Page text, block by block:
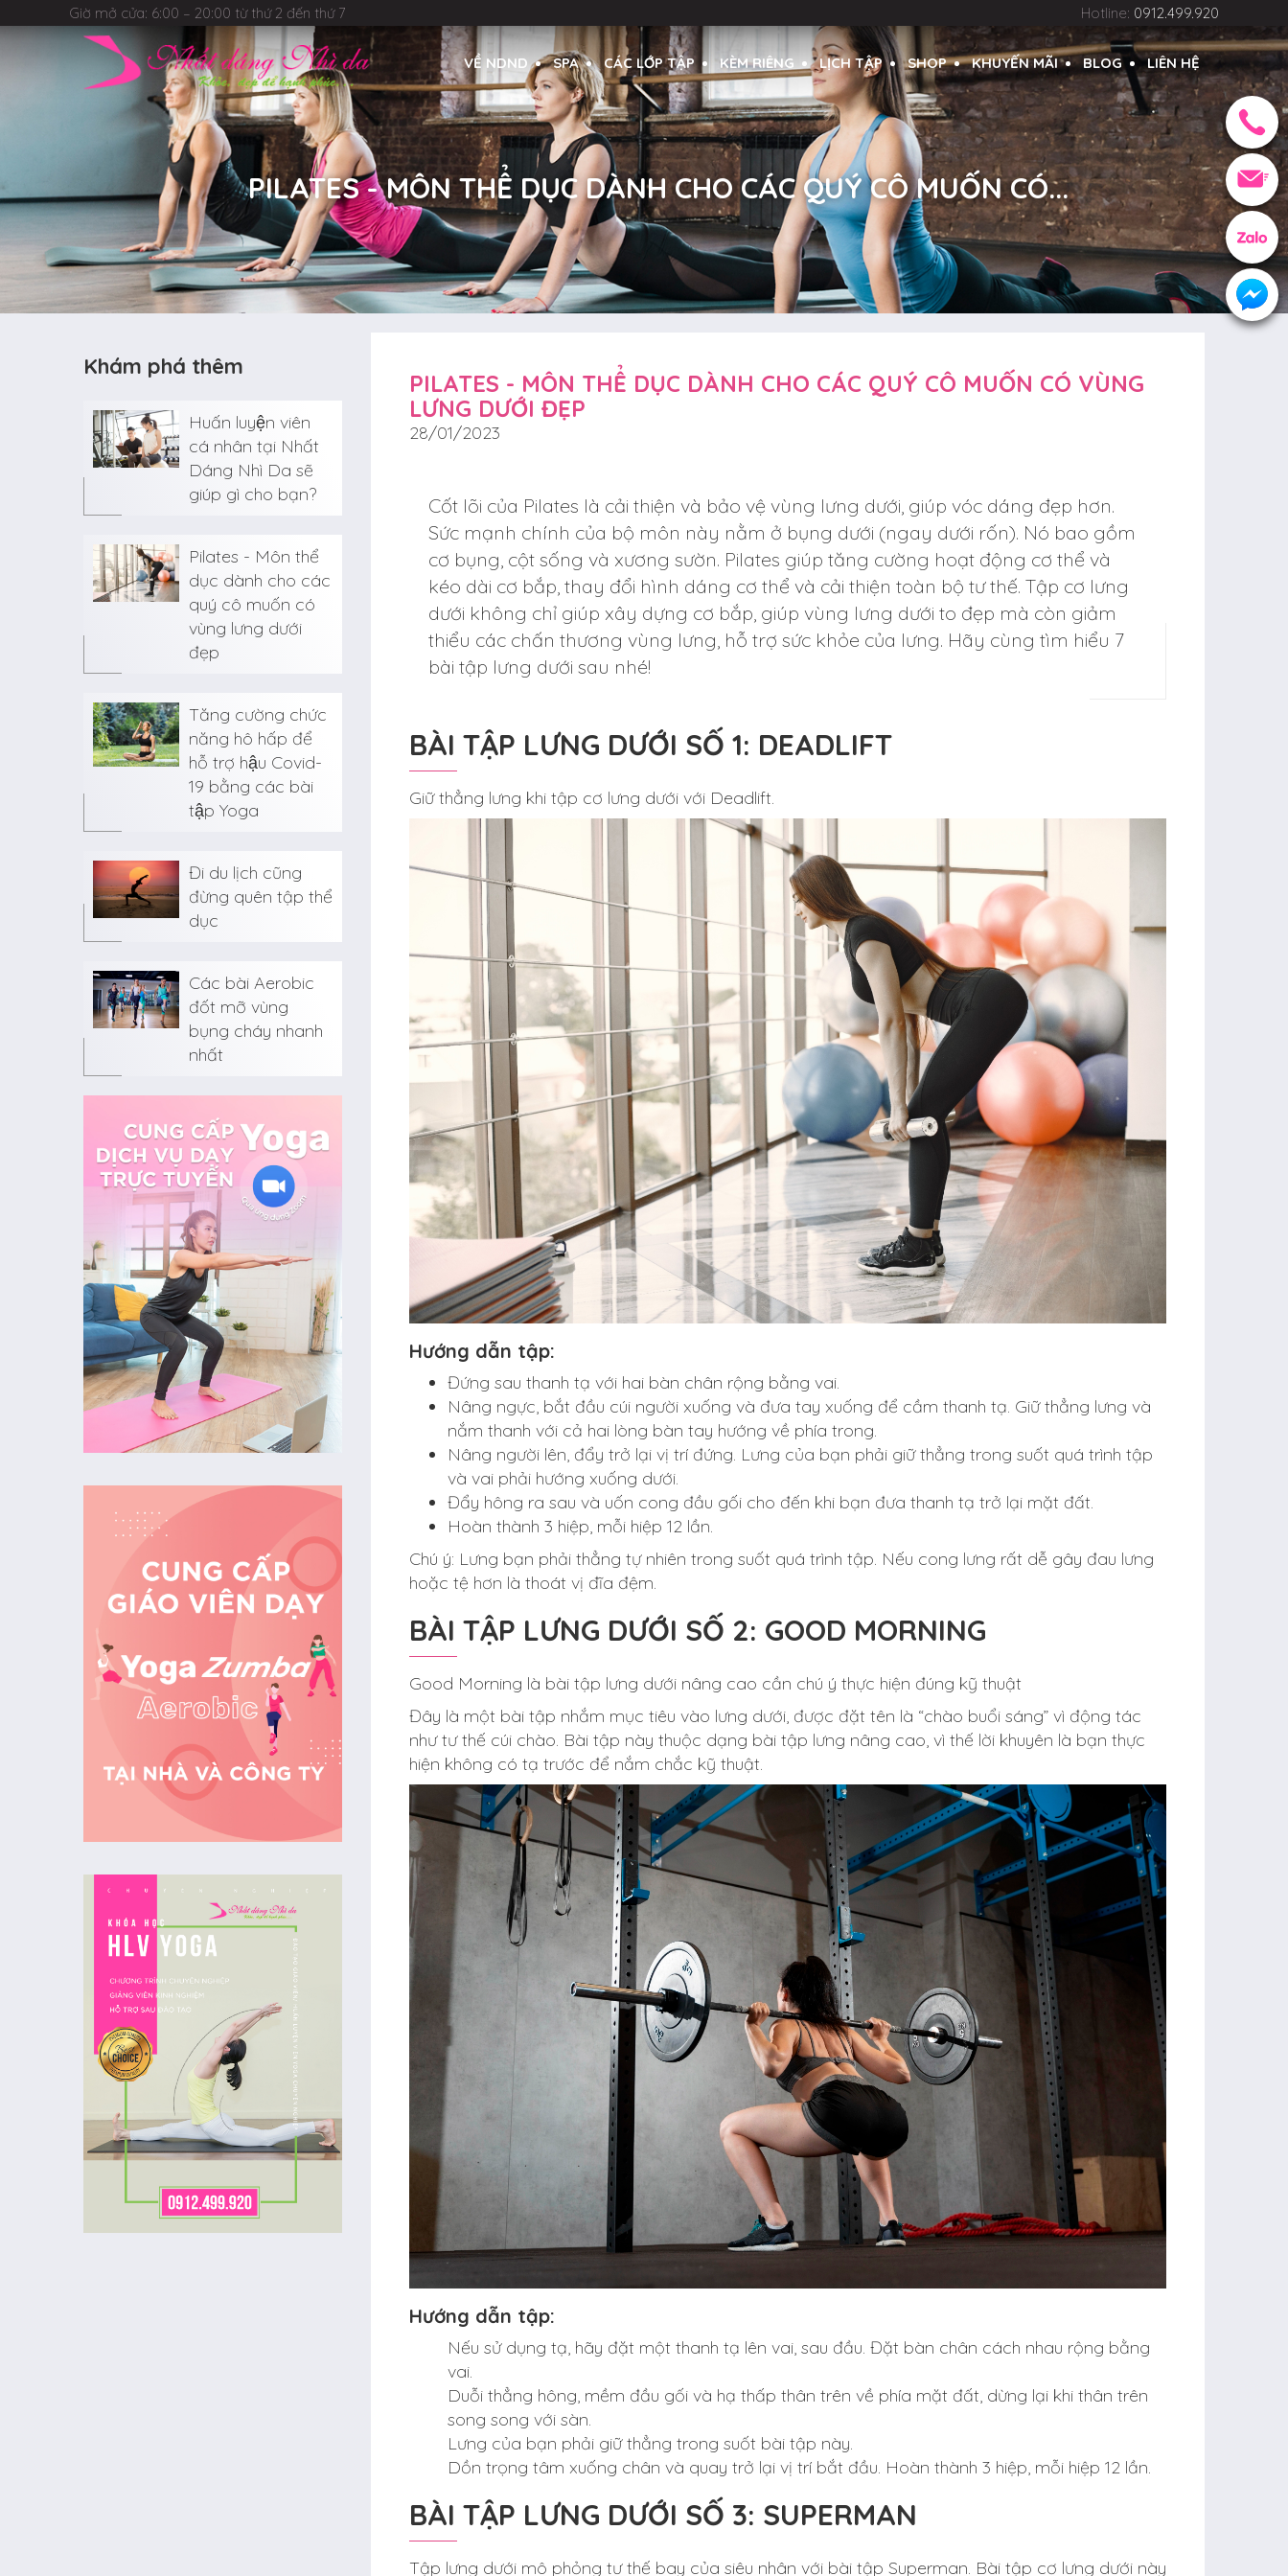
Giờ mở cửa: 6:00 – 20:00 từ thứ 2 đến thứ 7 Hotline: 0912.499.920
VỀ NDND SPA CÁC LỚP TẬP KÈM RIÊNG LỊCH TẬP SHOP KHUYẾN MÃI BLOG LIÊN HỆ
PILATES - MÔN THỂ DỤC DÀNH CHO CÁC QUÝ CÔ MUỐN CÓ...
PILATES - MÔN THỂ DỤC DÀNH CHO CÁC QUÝ CÔ MUỐN CÓ VÙNG
LƯNG DƯỚI ĐẸP
28/01/2023
Cốt lõi của Pilates là cải thiện và bảo vệ vùng lưng dưới, giúp vóc dáng đẹp hơn.
Sức mạnh chính của bộ môn này nằm ở bụng dưới (ngay dưới rốn). Nó bao gồm
cơ bụng, cột sống và xương sườn. Pilates giúp tăng cường hoạt động cơ thể và
kéo dài cơ bắp, thay đổi hình dáng cơ thể và cải thiện toàn bộ tư thế. Tập cơ lưng
dưới không chỉ giúp xây dựng cơ bắp, giúp vùng lưng dưới to đẹp mà còn giảm
thiểu các chấn thương vùng lưng, hỗ trợ sức khỏe của lưng. Hãy cùng tìm hiểu 7
bài tập lưng dưới sau nhé!
BÀI TẬP LƯNG DƯỚI SỐ 1: DEADLIFT
Giữ thẳng lưng khi tập cơ lưng dưới với Deadlift.
Hướng dẫn tập:
Đứng sau thanh tạ với hai bàn chân rộng bằng vai.
Nâng ngực, bắt đầu cúi người xuống và đưa tay xuống để cầm thanh tạ. Giữ thẳng lưng và
nắm thanh với cả hai lòng bàn tay hướng về phía trong.
Nâng người lên, đẩy trở lại vị trí đứng. Lưng của bạn phải giữ thẳng trong suốt quá trình tập
và vai phải hướng xuống dưới.
Đẩy hông ra sau và uốn cong đầu gối cho đến khi bạn đưa thanh tạ trở lại mặt đất.
Hoàn thành 3 hiệp, mỗi hiệp 12 lần.
Chú ý: Lưng bạn phải thẳng tự nhiên trong suốt quá trình tập. Nếu cong lưng rất dễ gây đau lưng
hoặc tệ hơn là thoát vị đĩa đệm.
BÀI TẬP LƯNG DƯỚI SỐ 2: GOOD MORNING
Good Morning là bài tập lưng dưới nâng cao cần chú ý thực hiện đúng kỹ thuật
Đây là một bài tập nhắm mục tiêu vào lưng dưới, được đặt tên là “chào buổi sáng” vì động tác
như tư thế cúi chào. Bài tập này thuộc dạng bài tập lưng nâng cao, vì thế lời khuyên là bạn thực
hiện không có tạ trước để nắm chắc kỹ thuật.
Hướng dẫn tập:
Nếu sử dụng tạ, hãy đặt một thanh tạ lên vai, sau đầu. Đặt bàn chân cách nhau rộng bằng
vai.
Duỗi thẳng hông, mềm đầu gối và hạ thấp thân trên về phía mặt đất, dừng lại khi thân trên
song song với sàn.
Lưng của bạn phải giữ thẳng trong suốt bài tập này.
Dồn trọng tâm xuống chân và quay trở lại vị trí bắt đầu. Hoàn thành 3 hiệp, mỗi hiệp 12 lần.
BÀI TẬP LƯNG DƯỚI SỐ 3: SUPERMAN
Tập lưng dưới mô phỏng tư thế bay của siêu nhân với bài tập Superman. Bài tập cơ lưng dưới này
Khám phá thêm
Huấn luyện viên
cá nhân tại Nhất
Dáng Nhì Da sẽ
giúp gì cho bạn?
Pilates - Môn thể
dục dành cho các
quý cô muốn có
vùng lưng dưới
đẹp
Tăng cường chức
năng hô hấp để
hỗ trợ hậu Covid-
19 bằng các bài
tập Yoga
Đi du lịch cũng
đừng quên tập thể
dục
Các bài Aerobic
đốt mỡ vùng
bụng cháy nhanh
nhất